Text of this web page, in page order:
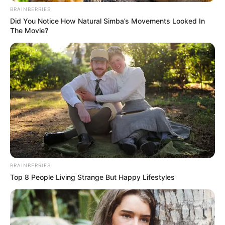
BRAINBERRIES
Did You Notice How Natural Simba’s Movements Looked In
The Movie?
BRAINBERRIES
Top 8 People Living Strange But Happy Lifestyles